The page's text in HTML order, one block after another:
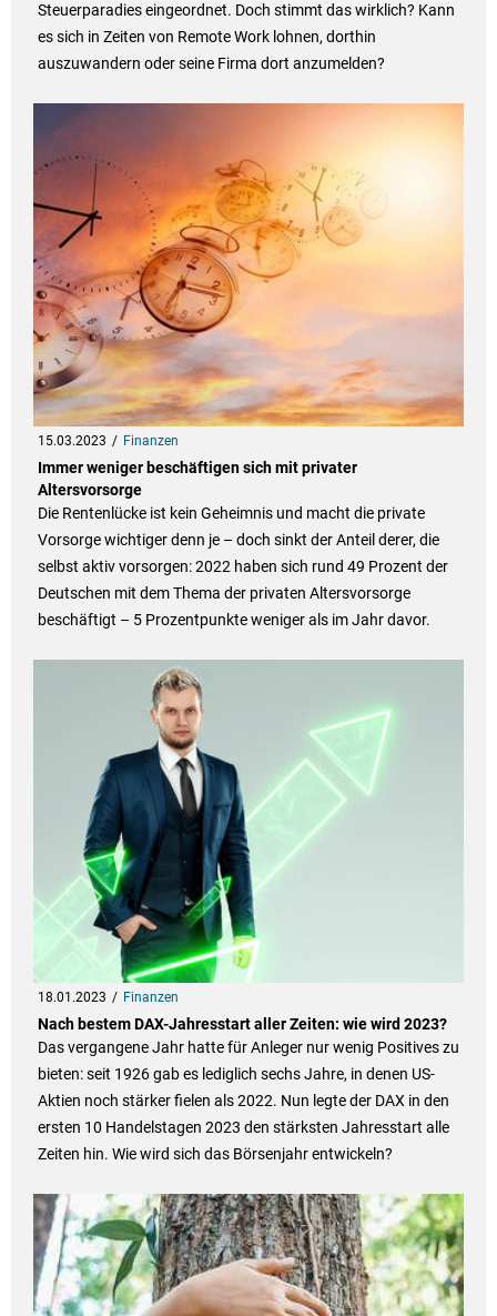
Steuerparadies eingeordnet. Doch stimmt das wirklich? Kann
es sich in Zeiten von Remote Work lohnen, dorthin
auszuwandern oder seine Firma dort anzumelden?
15.03.2023 Finanzen
Immer weniger beschäftigen sich mit privater
Altersvorsorge
Die Rentenlücke ist kein Geheimnis und macht die private
Vorsorge wichtiger denn je – doch sinkt der Anteil derer, die
selbst aktiv vorsorgen: 2022 haben sich rund 49 Prozent der
Deutschen mit dem Thema der privaten Altersvorsorge
beschäftigt – 5 Prozentpunkte weniger als im Jahr davor.
18.01.2023 Finanzen
Nach bestem DAX-Jahresstart aller Zeiten: wie wird 2023?
Das vergangene Jahr hatte für Anleger nur wenig Positives zu
bieten: seit 1926 gab es lediglich sechs Jahre, in denen US-
Aktien noch stärker fielen als 2022. Nun legte der DAX in den
ersten 10 Handelstagen 2023 den stärksten Jahresstart alle
Zeiten hin. Wie wird sich das Börsenjahr entwickeln?